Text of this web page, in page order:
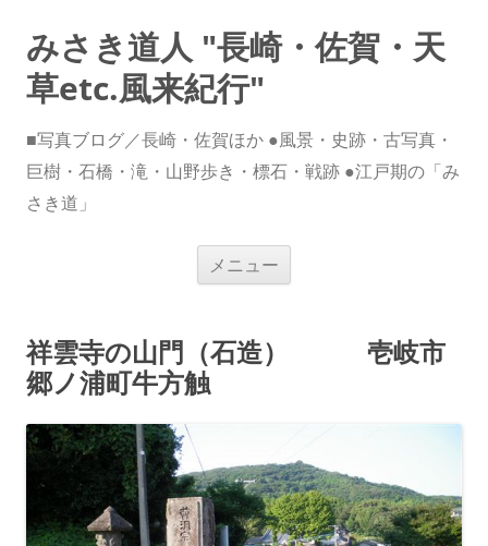
みさき道人 "長崎・佐賀・天
草etc.風来紀行"
■写真ブログ／長崎・佐賀ほか ●風景・史跡・古写真・
巨樹・石橋・滝・山野歩き・標石・戦跡 ●江戸期の「み
さき道」
メニュー
祥雲寺の山門（石造） 壱岐市
郷ノ浦町牛方触